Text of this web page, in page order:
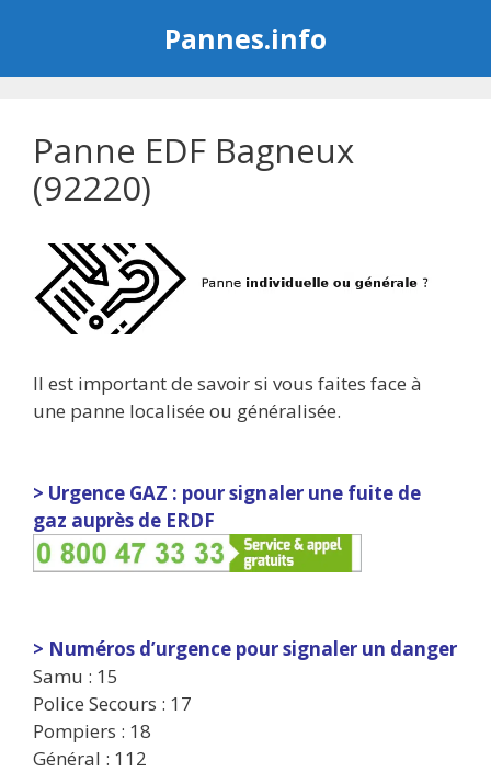
Pannes.info
Panne EDF Bagneux
(92220)
Il est important de savoir si vous faites face à
une panne localisée ou généralisée.
> Urgence GAZ : pour signaler une fuite de
gaz auprès de ERDF
> Numéros d’urgence pour signaler un danger
Samu : 15
Police Secours : 17
Pompiers : 18
Général : 112